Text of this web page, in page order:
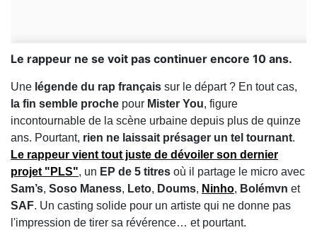
Le rappeur ne se voit pas continuer encore 10 ans.
Une légende du rap français sur le départ ? En tout cas,
la fin semble proche pour Mister You, figure
incontournable de la scène urbaine depuis plus de quinze
ans. Pourtant, rien ne laissait présager un tel tournant.
Le rappeur vient tout juste de dévoiler son dernier
projet "PLS", un EP de 5 titres où il partage le micro avec
Sam’s, Soso Maness, Leto, Doums, Ninho, Bolémvn et
SAF. Un casting solide pour un artiste qui ne donne pas
l'impression de tirer sa révérence… et pourtant.